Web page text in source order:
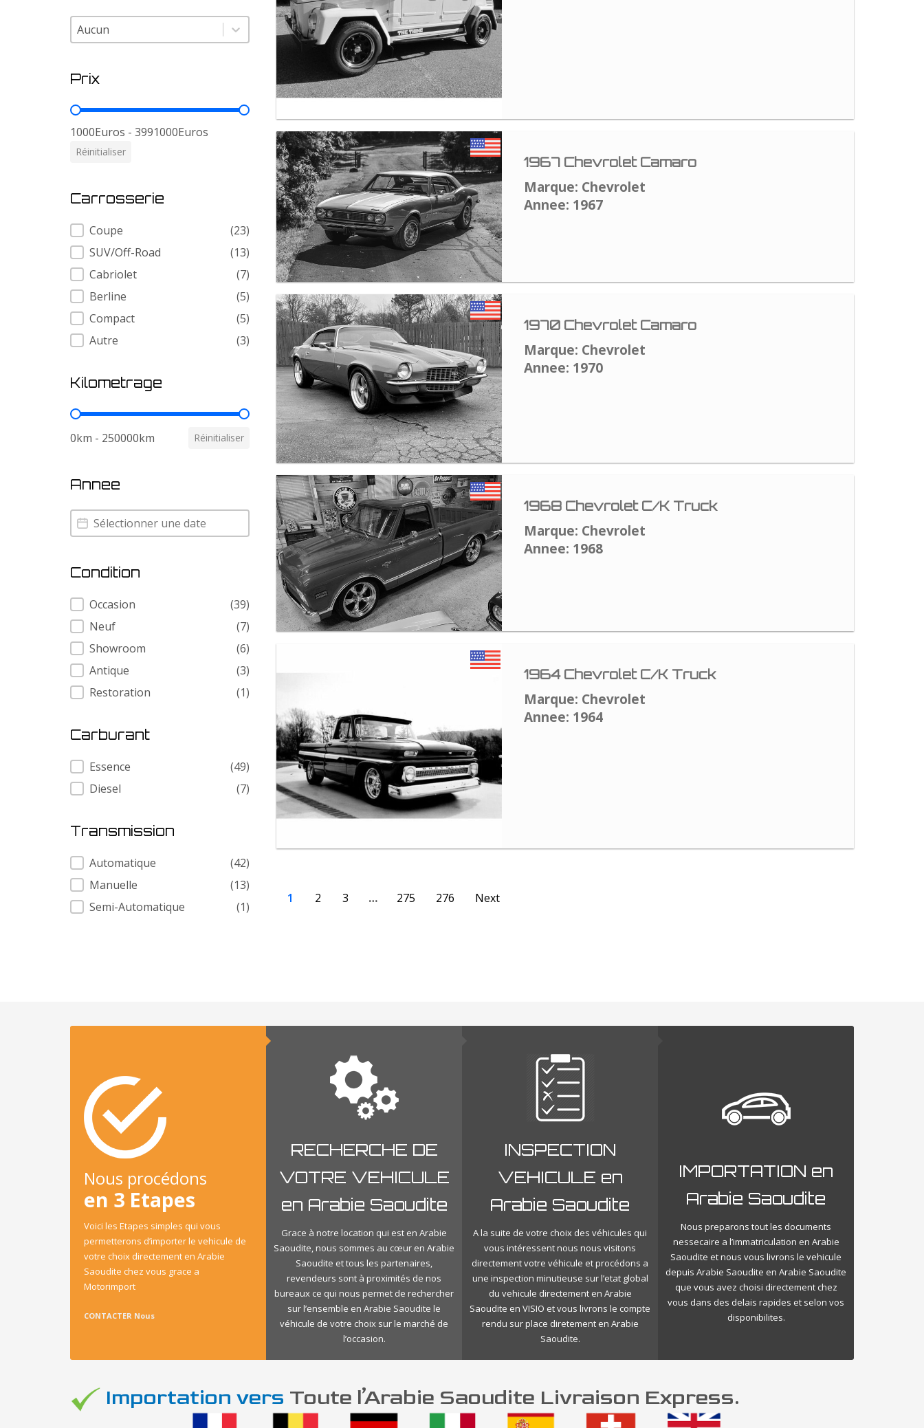
Couleur
Couleur
Prix
Prix
1000Euros - 3991000Euros
Réinitialiser
Carrosserie
Carrosserie
Coupe
(23)
SUV/Off-Road
(13)
Cabriolet
(7)
Berline
(5)
Compact
(5)
Autre
(3)
Kilometrage
Kilometrage
0km - 250000km Réinitialiser
Annee
Annee
Annee
Condition
Condition
Occasion
(39)
Neuf
(7)
Showroom
(6)
Antique
(3)
Restoration
(1)
Carburant
Carburant
Essence
(49)
Diesel
(7)
Transmission
Transmission
Automatique
(42)
Manuelle
(13)
Semi-Automatique
(1)
1967 Chevrolet Camaro
Marque: Chevrolet
Annee: 1967
1970 Chevrolet Camaro
Marque: Chevrolet
Annee: 1970
1968 Chevrolet C/K Truck
Marque: Chevrolet
Annee: 1968
1964 Chevrolet C/K Truck
Marque: Chevrolet
Annee: 1964
1 2 3 … 275 276 Next
Nous procédons
en 3 Etapes
Voici les Etapes simples qui vous
permetterons d’importer le vehicule de
votre choix directement en Arabie
Saoudite chez vous grace a
Motorimport
CONTACTER Nous
RECHERCHE DE
VOTRE VEHICULE
en Arabie Saoudite
Grace à notre location qui est en Arabie
Saoudite, nous sommes au cœur en Arabie
Saoudite et tous les partenaires,
revendeurs sont à proximités de nos
bureaux ce qui nous permet de rechercher
sur l’ensemble en Arabie Saoudite le
véhicule de votre choix sur le marché de
l’occasion.
INSPECTION
VEHICULE en
Arabie Saoudite
A la suite de votre choix des véhicules qui
vous intéressent nous nous visitons
directement votre véhicule et procédons a
une inspection minutieuse sur l’etat global
du vehicule directement en Arabie
Saoudite en VISIO et vous livrons le compte
rendu sur place diretement en Arabie
Saoudite.
IMPORTATION en
Arabie Saoudite
Nous preparons tout les documents
nessecaire a l’immatriculation en Arabie
Saoudite et nous vous livrons le vehicule
depuis Arabie Saoudite en Arabie Saoudite
que vous avez choisi directement chez
vous dans des delais rapides et selon vos
disponibilites.
Importation vers Toute l’Arabie Saoudite Livraison Express.